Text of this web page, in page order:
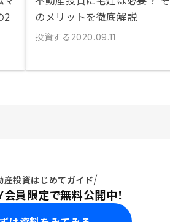
2
のメリットを徹底解説
投資する 2020.09.11
産投資はじめてガイド
員限定で無料公開中！